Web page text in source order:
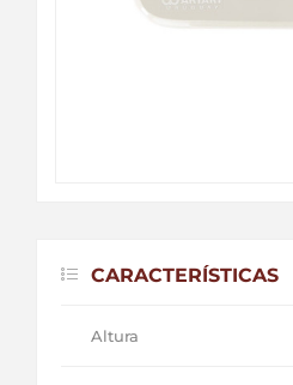
CARACTERÍSTICAS
Altura